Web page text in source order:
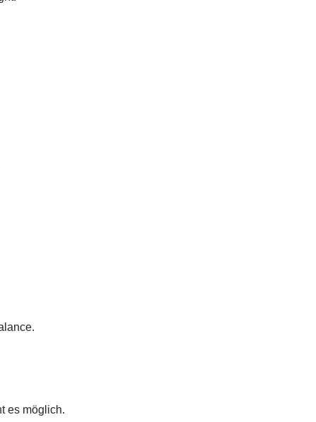
es möglich.